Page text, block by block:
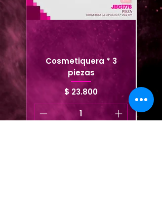
Cosmetiquera * 3
piezas
Precio
$ 23.800